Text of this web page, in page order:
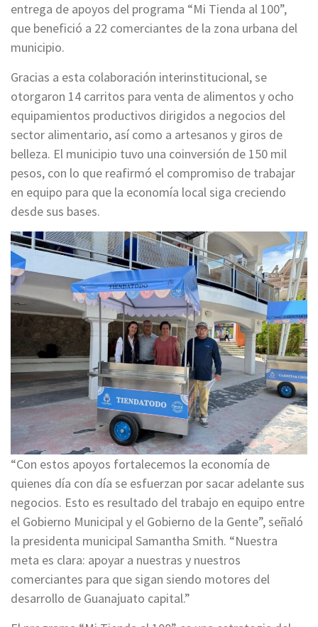
entrega de apoyos del programa “Mi Tienda al 100”,
que benefició a 22 comerciantes de la zona urbana del
municipio.
Gracias a esta colaboración interinstitucional, se
otorgaron 14 carritos para venta de alimentos y ocho
equipamientos productivos dirigidos a negocios del
sector alimentario, así como a artesanos y giros de
belleza. El municipio tuvo una coinversión de 150 mil
pesos, con lo que reafirmó el compromiso de trabajar
en equipo para que la economía local siga creciendo
desde sus bases.
“Con estos apoyos fortalecemos la economía de
quienes día con día se esfuerzan por sacar adelante sus
negocios. Esto es resultado del trabajo en equipo entre
el Gobierno Municipal y el Gobierno de la Gente”, señaló
la presidenta municipal Samantha Smith. “Nuestra
meta es clara: apoyar a nuestras y nuestros
comerciantes para que sigan siendo motores del
desarrollo de Guanajuato capital.”